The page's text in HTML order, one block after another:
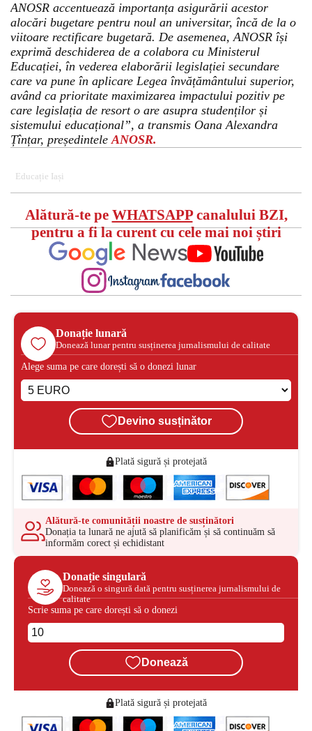
ANOSR accentuează importanța asigurării acestor
alocări bugetare pentru noul an universitar, încă de la o
viitoare rectificare bugetară. De asemenea, ANOSR își
exprimă deschiderea de a colabora cu Ministerul
Educației, în vederea elaborării legislației secundare
care va pune în aplicare Legea învățământului superior,
având ca prioritate maximizarea impactului pozitiv pe
care legislația de resort o are asupra studenților și
sistemului educațional”, a transmis Oana Alexandra
Țînțar, președinteleANOSR.
Educație Iași
Alătură-te pe WHATSAPPcanalului BZI,
pentru a fi la curent cu cele mai noi știri
Donație lunară
Donează lunar pentru susținerea jurnalismului de calitate
Alege suma pe care dorești să o donezi lunar
Devino susținător
Plată sigură și protejată
Alătură-te comunității noastre de susținători
Donația ta lunară ne ajută să planificăm și să continuăm să
informăm corect și echidistant
Donație singulară
Donează o singură dată pentru susținerea jurnalismului de
calitate
Scrie suma pe care dorești să o donezi
Donează
Plată sigură și protejată